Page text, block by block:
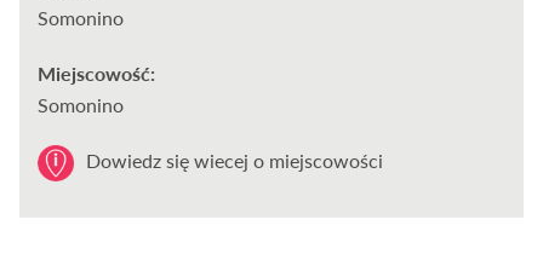
Somonino
Miejscowość:
Somonino
Dowiedz się wiecej o miejscowości